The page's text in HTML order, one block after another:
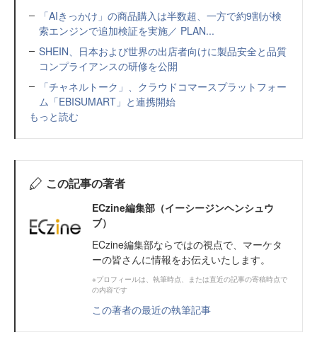
「AIきっかけ」の商品購入は半数超、一方で約9割が検
索エンジンで追加検証を実施／ PLAN...
SHEIN、日本および世界の出店者向けに製品安全と品質
コンプライアンスの研修を公開
「チャネルトーク」、クラウドコマースプラットフォー
ム「EBISUMART」と連携開始
もっと読む
この記事の著者
ECzine編集部（イーシージンヘンシュウ
ブ）
ECzine編集部ならではの視点で、マーケタ
ーの皆さんに情報をお伝えいたします。
※プロフィールは、執筆時点、または直近の記事の寄稿時点で
の内容です
この著者の最近の執筆記事